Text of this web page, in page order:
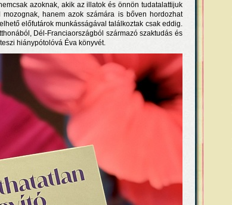
azoknak, akik az illatok és önnön tudatalattijuk
hanem azok számára is bőven hordozhat
előfutárok munkásságával találkoztak csak eddig.
Dél-Franciaországból származó szaktudás és
hiánypótolóvá Éva könyvét.